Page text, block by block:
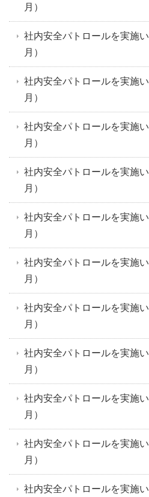
月）
社内安全パトロールを実施
月）
社内安全パトロールを実施
月）
社内安全パトロールを実施
月）
社内安全パトロールを実施
月）
社内安全パトロールを実施
月）
社内安全パトロールを実施
月）
社内安全パトロールを実施
月）
社内安全パトロールを実施
月）
社内安全パトロールを実施
月）
社内安全パトロールを実施
月）
社内安全パトロールを実施